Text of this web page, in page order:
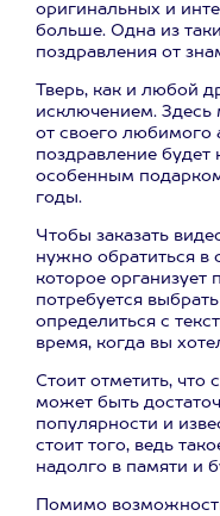
оригинальных и
больше. Одна из
поздравления от
Тверь, как и любой
исключением. Здесь
от своего любимого
поздравление
особенным
годы.
Чтобы заказать
нужно обратиться в
которое
потребуется
определиться с
время, когда вы
Стоит отметить, что
может быть
популярности и
стоит того, ведь
надолго в памяти и
Помимо